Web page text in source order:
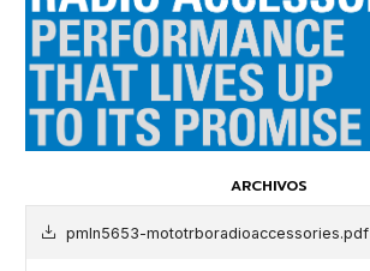
ARCHIVOS
pmln5653-mototrboradioaccessories.pdf